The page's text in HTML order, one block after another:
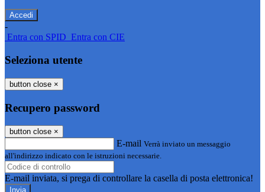
-
Entra con SPID Entra con CIE
Seleziona utente
button close ×
Recupero password
button close ×
E-mail Verrà inviato un messaggio
all'indirizzo indicato con le istruzioni necessarie.
E-mail inviata, si prega di controllare la casella di posta elettronica!